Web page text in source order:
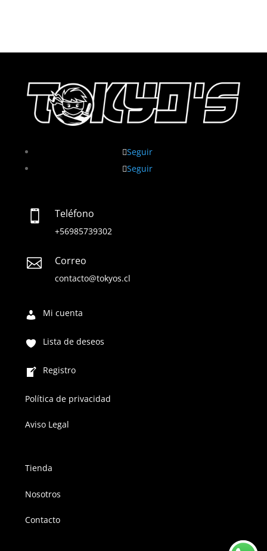
Seguir
Seguir
 Teléfono
+56985739302
 Correo
contacto@tokyos.cl
Mi cuenta
Lista de deseos
Registro
Política de privacidad
Aviso Legal
Tienda
Nosotros
Contacto